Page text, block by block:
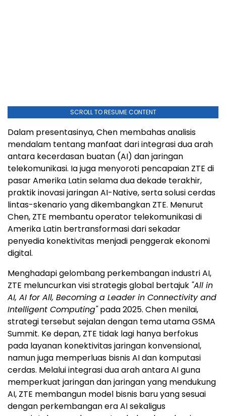
SCROLL TO RESUME CONTENT
Dalam presentasinya, Chen membahas analisis
mendalam tentang manfaat dari integrasi dua arah
antara kecerdasan buatan (AI) dan jaringan
telekomunikasi. Ia juga menyoroti pencapaian ZTE di
pasar Amerika Latin selama dua dekade terakhir,
praktik inovasi jaringan AI-Native, serta solusi cerdas
lintas-skenario yang dikembangkan ZTE. Menurut
Chen, ZTE membantu operator telekomunikasi di
Amerika Latin bertransformasi dari sekadar
penyedia konektivitas menjadi penggerak ekonomi
digital.
Menghadapi gelombang perkembangan industri AI,
ZTE meluncurkan visi strategis global bertajuk "All in
AI, AI for All, Becoming a Leader in Connectivity and
Intelligent Computing"pada 2025. Chen menilai,
strategi tersebut sejalan dengan tema utama GSMA
Summit. Ke depan, ZTE tidak lagi hanya berfokus
pada layanan konektivitas jaringan konvensional,
namun juga memperluas bisnis AI dan komputasi
cerdas. Melalui integrasi dua arah antara AI guna
memperkuat jaringan dan jaringan yang mendukung
AI, ZTE membangun model bisnis baru yang sesuai
dengan perkembangan era AI sekaligus